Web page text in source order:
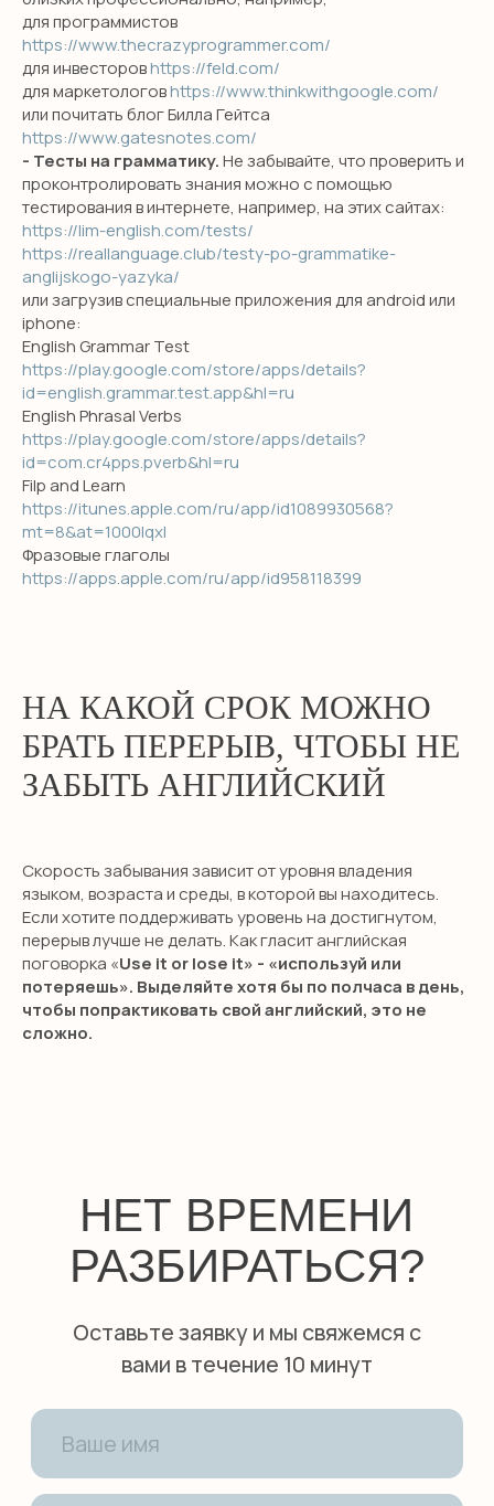
для программистов
https://www.thecrazyprogrammer.com/
для инвесторовhttps://feld.com/
для маркетологовhttps://www.thinkwithgoogle.com/
или почитать блог Билла Гейтса
https://www.gatesnotes.com/
- Тесты на грамматику.Не забывайте, что проверить и
проконтролировать знания можно с помощью
тестирования в интернете, например, на этих сайтах:
https://lim-english.com/tests/
https://reallanguage.club/testy-po-grammatike-
anglijskogo-yazyka/
или загрузив специальные приложения для android или
iphone:
English Grammar Test
https://play.google.com/store/apps/details?
id=english.grammar.test.app&hl=ru
English Phrasal Verbs
https://play.google.com/store/apps/details?
id=com.cr4pps.pverb&hl=ru
Filp and Learn
https://itunes.apple.com/ru/app/id1089930568?
mt=8&at=1000lqxI
Фразовые глаголы
https://apps.apple.com/ru/app/id958118399
НА КАКОЙ СРОК МОЖНО
БРАТЬ ПЕРЕРЫВ, ЧТОБЫ НЕ
ЗАБЫТЬ АНГЛИЙСКИЙ
Скорость забывания зависит от уровня владения
языком, возраста и среды, в которой вы находитесь.
Если хотите поддерживать уровень на достигнутом,
перерыв лучше не делать. Как гласит английская
поговорка «Use it or lose it» - «используй или
потеряешь». Выделяйте хотя бы по полчаса в день,
чтобы попрактиковать свой английский, это не
сложно.
SMILE ENGLISH
SCHOOL
НАВИГАЦИЯ
Детям
Международные экзамены
Взрослым
Бизнес английский
Английский для школьников
International Baccalaureate (IB)
Английский онлайн
Предметы на английском
Подготовка в международные
школы
Английская гувернантка
ПОЛУЧИТЬ КОНСУЛЬТАЦИЮ
Педагоги
Няни
Блог
Оплата
О школе
+7 (495) 278-08-79
hello@smileenglish.ru
откройте для себя новый уровень
владения английским!
GCSE exam
A-level exam